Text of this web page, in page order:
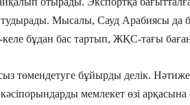
тудырады. Мысалы, Сауд Арабиясы
келе бұдан бас тартып, ЖҚС-тағы
төмендетуге бұйырды делік.
мемлекет өзі арқасына